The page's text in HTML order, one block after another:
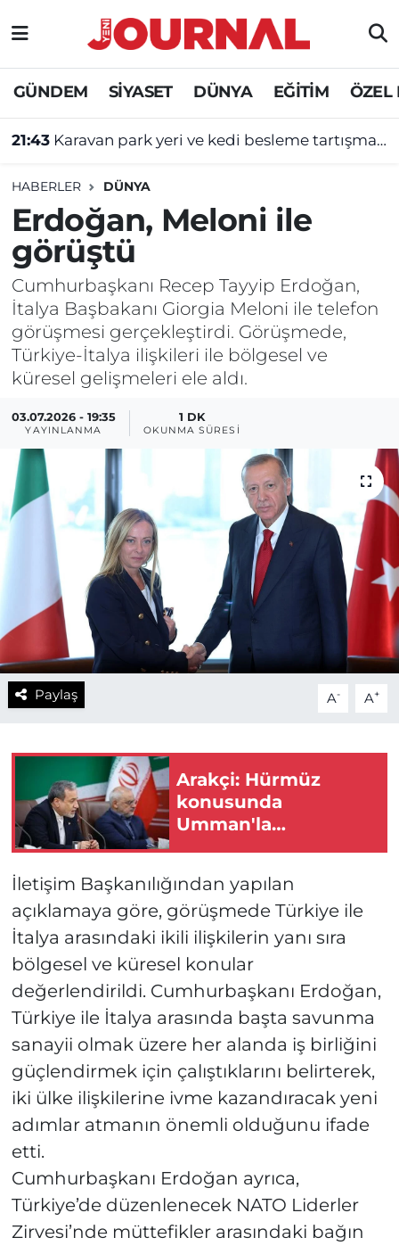
GÜNDEM SİYASET DÜNYA EĞİTİM ÖZEL
21:43 Karavan park yeri ve kedi besleme tartışması kavgayla bitti
HABERLER DÜNYA
Erdoğan, Meloni ile
görüştü
Cumhurbaşkanı Recep Tayyip Erdoğan,
İtalya Başbakanı Giorgia Meloni ile telefon
görüşmesi gerçekleştirdi. Görüşmede,
Türkiye-İtalya ilişkileri ile bölgesel ve
küresel gelişmeleri ele aldı.
03.07.2026 - 19:35
YAYINLANMA
1 DK
OKUNMA SÜRESI
Paylaş A- A+
Arakçi: Hürmüz
konusunda
Umman'la
İletişim Başkanılığından yapılan
açıklamaya göre, görüşmede Türkiye ile
İtalya arasındaki ikili ilişkilerin yanı sıra
bölgesel ve küresel konular
değerlendirildi. Cumhurbaşkanı Erdoğan,
Türkiye ile İtalya arasında başta savunma
sanayii olmak üzere her alanda iş birliğini
güçlendirmek için çalıştıklarını belirterek,
iki ülke ilişkilerine ivme kazandıracak yeni
adımlar atmanın önemli olduğunu ifade
etti.
Cumhurbaşkanı Erdoğan ayrıca,
Türkiye’de düzenlenecek NATO Liderler
Zirvesi’nde müttefikler arasındaki bağın
GÜNDEM
SİYASET
DÜNYA
EĞİTİM
ÖZEL HABER
Nöbetçi Eczaneler
Hava Durumu
Süper Lig Puan Durumu ve Fikstür
Tüm Manşetler
Son Dakika Haberleri
Haber Arşivi